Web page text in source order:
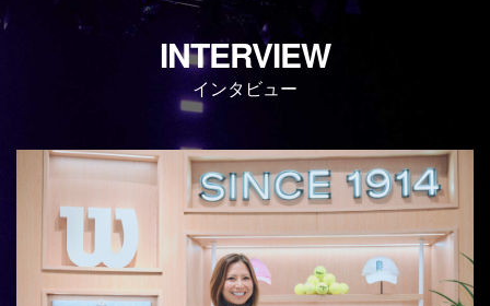
ブランド一覧
ニュース＆イベント
COLLABORATION
コラボ実績案内
SERVICE
初めての方へ
MEMBER
ログイン
INTERVIEW
インタビュー